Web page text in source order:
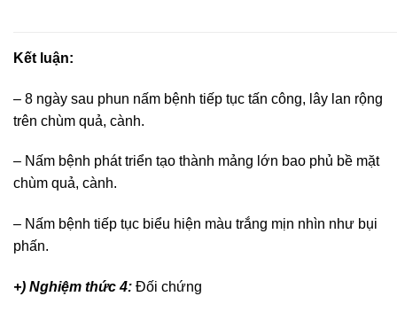
Kết luận:
– 8 ngày sau phun nấm bệnh tiếp tục tấn công, lây lan rộng
trên chùm quả, cành.
– Nấm bệnh phát triển tạo thành mảng lớn bao phủ bề mặt
chùm quả, cành.
– Nấm bệnh tiếp tục biểu hiện màu trắng mịn nhìn như bụi
phấn.
+) Nghiệm thức 4: Đối chứng